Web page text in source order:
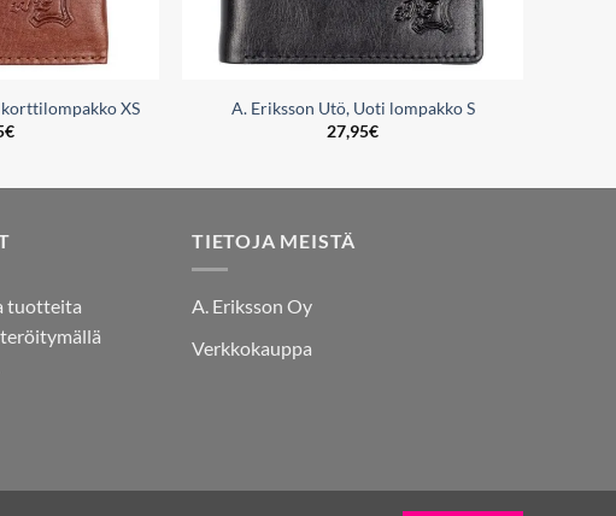
XS
€
A. Eriksson Utö, Uoti lompakko S
27,95€
tuotteita
TIETOJA MEISTÄ
A. Eriksson Oy
Verkkokauppa